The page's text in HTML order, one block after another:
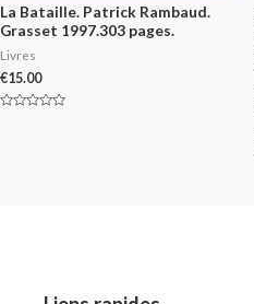
La Bataille. Patrick Rambaud.
Grasset 1997.303 pages.
Livres
€15.00